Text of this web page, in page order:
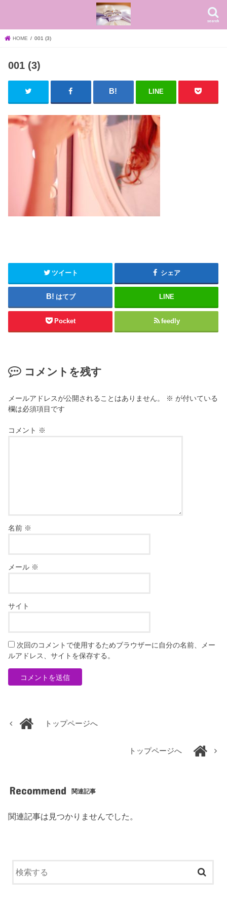
search
HOME 001 (3)
001 (3)
LINE
ツイート シェア
はてブ LINE
Pocket feedly
コメントを残す
メールアドレスが公開されることはありません。 ※ が付いている
欄は必須項目です
コメント ※
名前 ※
メール ※
サイト
次回のコメントで使用するためブラウザーに自分の名前、メー
ルアドレス、サイトを保存する。
トップページへ
トップページへ
Recommend 関連記事
関連記事は見つかりませんでした。